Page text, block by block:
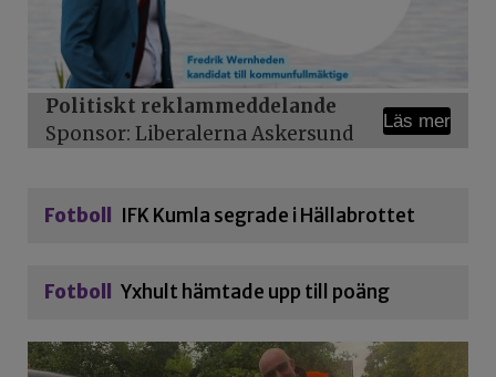
Politiskt reklammeddelande
Sponsor: Liberalerna Askersund
Läs mer
Fotboll IFK Kumla segrade i Hällabrottet
Fotboll Yxhult hämtade upp till poäng